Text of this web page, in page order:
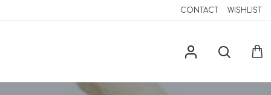
CONTACT WISHLIST